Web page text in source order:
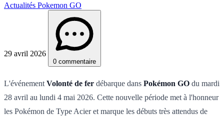
Actualités Pokemon GO
29 avril 2026
0 commentaire
L'événement Volonté de fer débarque dans Pokémon GO du mardi
28 avril au lundi 4 mai 2026. Cette nouvelle période met à l'honneur
les Pokémon de Type Acier et marque les débuts très attendus de